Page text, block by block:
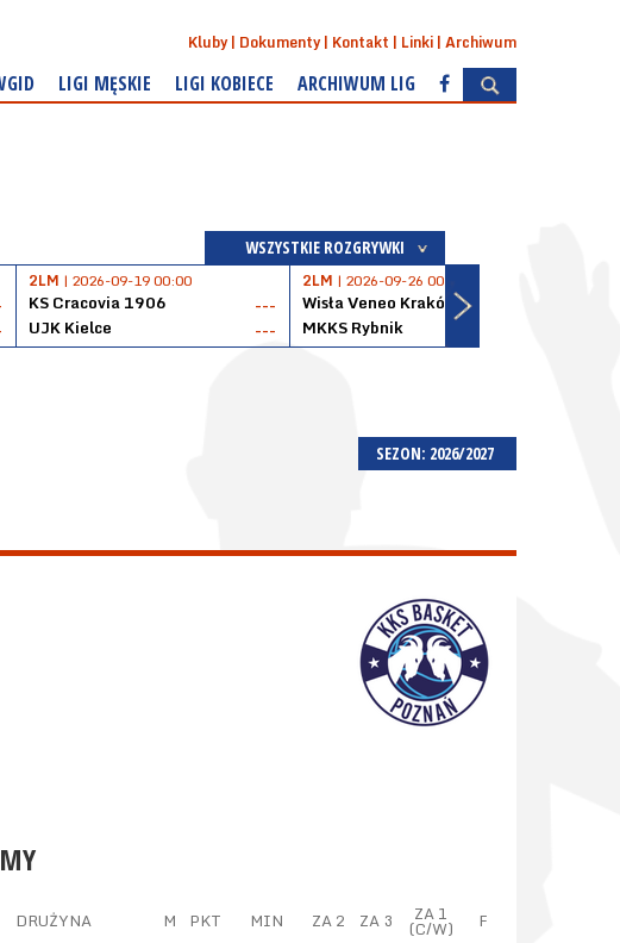
Kluby Dokumenty Kontakt Linki Archiwum
LIGI MĘSKIE LIGI KOBIECE ARCHIWUM LIG
WSZYSTKIE ROZGRYWKI
2LM | 2026-09-19 00:00
KS Cracovia 1906
---
UJK Kielce
---
2LM | 2026-09-26 00:00
Wisła Veneo Kraków
MKKS Rybnik
SEZON: 2026/2027
DRUŻYNA M PKT MIN ZA 2 ZA 3 ZA 1
(C/W) F